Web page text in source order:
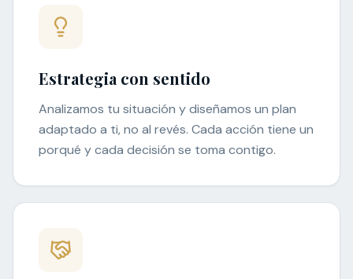
Estrategia con sentido
Analizamos tu situación y diseñamos un plan
adaptado a ti, no al revés. Cada acción tiene un
porqué y cada decisión se toma contigo.